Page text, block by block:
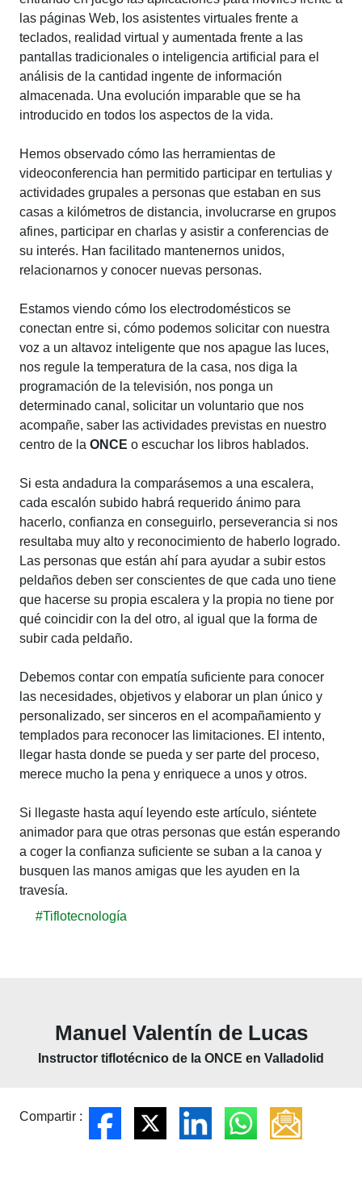
las páginas Web, los asistentes virtuales frente a
teclados, realidad virtual y aumentada frente a las
pantallas tradicionales o inteligencia artificial para el
análisis de la cantidad ingente de información
almacenada. Una evolución imparable que se ha
introducido en todos los aspectos de la vida.
Hemos observado cómo las herramientas de
videoconferencia han permitido participar en tertulias y
actividades grupales a personas que estaban en sus
casas a kilómetros de distancia, involucrarse en grupos
afines, participar en charlas y asistir a conferencias de
su interés. Han facilitado mantenernos unidos,
relacionarnos y conocer nuevas personas.
Estamos viendo cómo los electrodomésticos se
conectan entre si, cómo podemos solicitar con nuestra
voz a un altavoz inteligente que nos apague las luces,
nos regule la temperatura de la casa, nos diga la
programación de la televisión, nos ponga un
determinado canal, solicitar un voluntario que nos
acompañe, saber las actividades previstas en nuestro
centro de la ONCE o escuchar los libros hablados.
Si esta andadura la comparásemos a una escalera,
cada escalón subido habrá requerido ánimo para
hacerlo, confianza en conseguirlo, perseverancia si nos
resultaba muy alto y reconocimiento de haberlo logrado.
Las personas que están ahí para ayudar a subir estos
peldaños deben ser conscientes de que cada uno tiene
que hacerse su propia escalera y la propia no tiene por
qué coincidir con la del otro, al igual que la forma de
subir cada peldaño.
Debemos contar con empatía suficiente para conocer
las necesidades, objetivos y elaborar un plan único y
personalizado, ser sinceros en el acompañamiento y
templados para reconocer las limitaciones. El intento,
llegar hasta donde se pueda y ser parte del proceso,
merece mucho la pena y enriquece a unos y otros.
Si llegaste hasta aquí leyendo este artículo, siéntete
animador para que otras personas que están esperando
a coger la confianza suficiente se suban a la canoa y
busquen las manos amigas que les ayuden en la
travesía.
#Tiflotecnología
Manuel Valentín de Lucas
Instructor tiflotécnico de la ONCE en Valladolid
Compartir :